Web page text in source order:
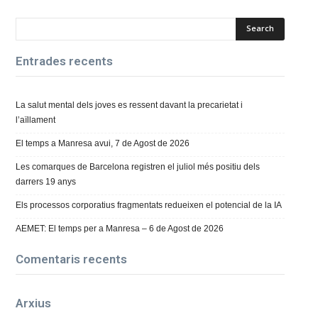
Entrades recents
La salut mental dels joves es ressent davant la precarietat i
l’aïllament
El temps a Manresa avui, 7 de Agost de 2026
Les comarques de Barcelona registren el juliol més positiu dels
darrers 19 anys
Els processos corporatius fragmentats redueixen el potencial de la IA
AEMET: El temps per a Manresa – 6 de Agost de 2026
Comentaris recents
Arxius